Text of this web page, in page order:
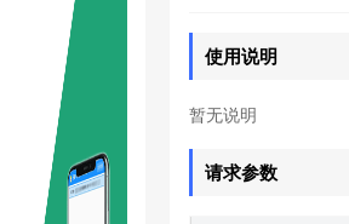
使用说明
暂无说明
请求参数